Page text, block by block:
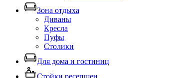
Зона отдыха
Диваны
Кресла
Пуфы
Столики
Для дома и гостиниц
Стойки ресепшен